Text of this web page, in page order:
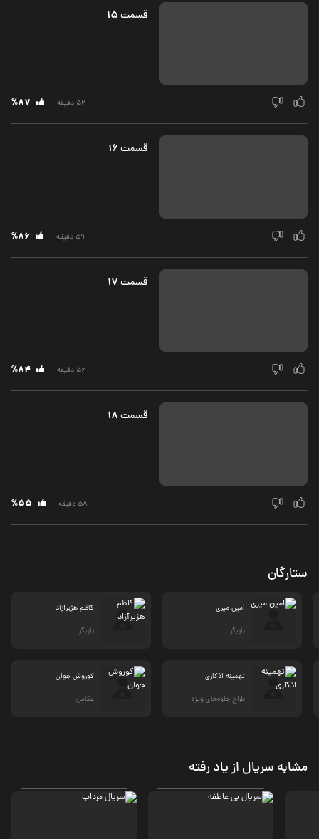
قسمت‌15
52 دقیقه %87
قسمت‌16
59 دقیقه %86
قسمت‌17
56 دقیقه %84
قسمت‌18
58 دقیقه %55
ستارگان
امین میری
بازیگر
کاظم هژیرآزاد
بازیگر
تهمینه اذکاری
طراح جلوه‌های ویژه
کوروش جوان
عکاس
مشابه سریال از یاد رفته